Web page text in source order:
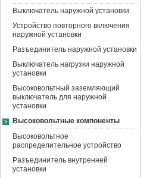
Выключатель наружной установки
Устройство повторного включения
наружной установки
Разъединитель наружной установки
Выключатель нагрузки наружной
установки
Высоковольтный заземляющий
выключатель для наружной
установки
Высоковольтные компоненты
Высоковольтное
распределительное устройство
Разъединитель внутренней
установки